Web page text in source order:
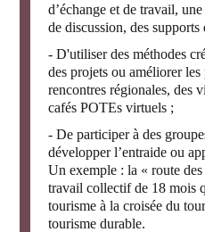
d’échange et de travail,
de discussion, des
- D'utiliser des méthodes
des projets ou améliorer
rencontres régionales, des
cafés POTEs virtuels ;
- De participer à des
développer l’entraide ou
Un exemple : la « route
travail collectif de 18 mois
tourisme à la croisée du
tourisme durable.